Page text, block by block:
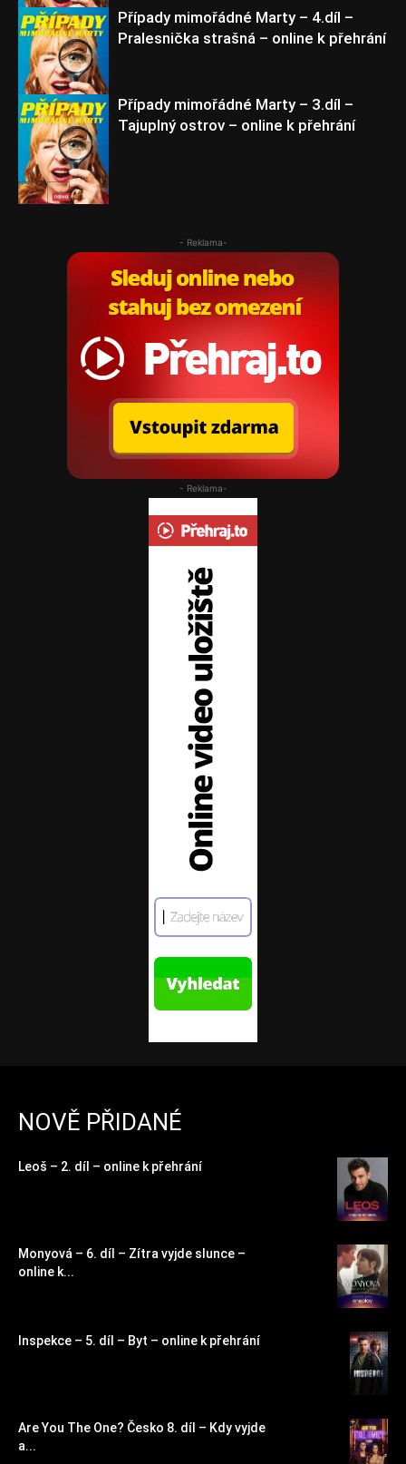
Případy mimořádné
Marty
Případy mimořádné
Marty
Případy mimořádné Marty – 4.díl –
Pralesnička strašná – online k přehrání
Případy mimořádné Marty – 3.díl –
Tajuplný ostrov – online k přehrání
- Reklama-
- Reklama-
NOVĚ PŘIDANÉ
Leoš – 2. díl – online k přehrání
Monyová – 6. díl – Zítra vyjde slunce –
online k...
Inspekce – 5. díl – Byt – online k přehrání
Are You The One? Česko 8. díl – Kdy vyjde
a...